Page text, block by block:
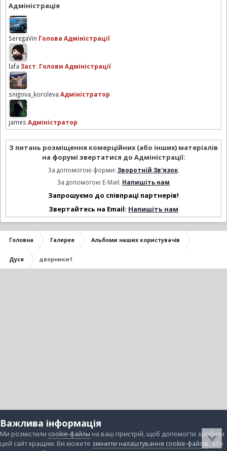
Адміністрація
SeregaVin Голова Адміністрації
lafa Заст. Голови Адміністрації
snigova_koroleva Адміністратор
james Адміністратор
З питань розміщення комерційних (або інших) матеріалів
на форумі звертатися до Адміністрації:
За допомогою форми: Зворотній Зв'язок.
За допомогою E-Mail: Напишіть нам
Запрошуємо до співпраці партнерів!
Звертайтесь на Email: Напишіть нам
Головна Галерея Альбоми наших користувачів
Дуся дворники1
Важлива інформація
Ми розмістили cookie-файлы на ваш пристрій, щоб допомогти зробити
цей сайт кращим. Ви можете змінити налаштування cookie-файлів, або